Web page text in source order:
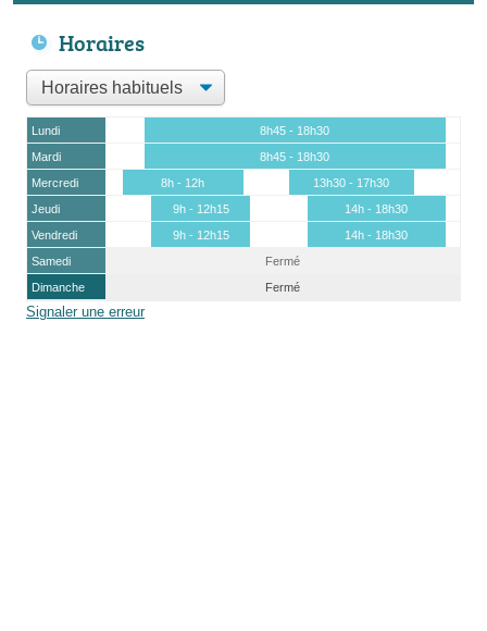
Horaires
Lundi
8h45 - 18h30
Mardi
8h45 - 18h30
Mercredi
8h - 12h
13h30 - 17h30
Jeudi
9h - 12h15
14h - 18h30
Vendredi
9h - 12h15
14h - 18h30
Samedi
Fermé
Dimanche
Fermé
Signaler une erreur